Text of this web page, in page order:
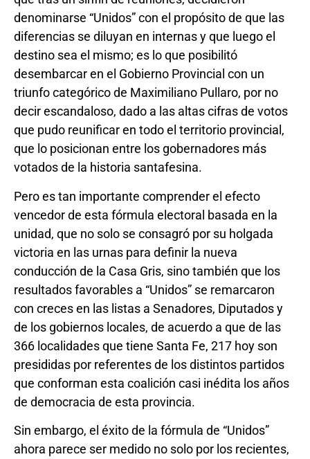
denominarse “Unidos” con el propósito de que las
diferencias se diluyan en internas y que luego el
destino sea el mismo; es lo que posibilitó
desembarcar en el Gobierno Provincial con un
triunfo categórico de Maximiliano Pullaro, por no
decir escandaloso, dado a las altas cifras de votos
que pudo reunificar en todo el territorio provincial,
que lo posicionan entre los gobernadores más
votados de la historia santafesina.
Pero es tan importante comprender el efecto
vencedor de esta fórmula electoral basada en la
unidad, que no solo se consagró por su holgada
victoria en las urnas para definir la nueva
conducción de la Casa Gris, sino también que los
resultados favorables a “Unidos” se remarcaron
con creces en las listas a Senadores, Diputados y
de los gobiernos locales, de acuerdo a que de las
366 localidades que tiene Santa Fe, 217 hoy son
presididas por referentes de los distintos partidos
que conforman esta coalición casi inédita los años
de democracia de esta provincia.
Sin embargo, el éxito de la fórmula de “Unidos”
ahora parece ser medido no solo por los recientes,